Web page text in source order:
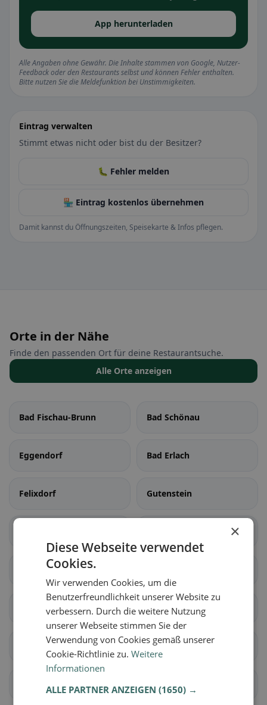
App herunterladen
Alle Angaben ohne Gewähr. Die Inhalte stammen von Google, Nutzer-
Feedback oder den Restaurants selbst und können Fehler enthalten.
Bitte nutzen Sie die Meldefunktion bei Unstimmigkeiten.
Eintrag verwalten
Stimmt etwas nicht oder bist du der Besitzer?
🐛 Fehler melden
🏪 Eintrag kostenlos übernehmen
Damit kannst du Öffnungszeiten, Speisekarte & Infos pflegen.
Orte in der Nähe
Finde den passenden Ort für deine Restaurantsuche.
Alle Orte anzeigen
Bad Fischau-Brunn Bad Schönau
Eggendorf Bad Erlach
Felixdorf Gutenstein
Gschaidt
Hohe Wand
Katzelsdorf
Kirchschlag in der
Buckligen Welt
Lanzenkirchen Lichtenegg
Markt Piesting Matzendorf-Hölles
×
Diese Webseite verwendet
Cookies.
Wir verwenden Cookies, um die
Benutzerfreundlichkeit unserer Website zu
verbessern. Durch die weitere Nutzung
unserer Webseite stimmen Sie der
Verwendung von Cookies gemäß unserer
Cookie-Richtlinie zu.Weitere
Informationen
ALLE PARTNER ANZEIGEN(1650) →